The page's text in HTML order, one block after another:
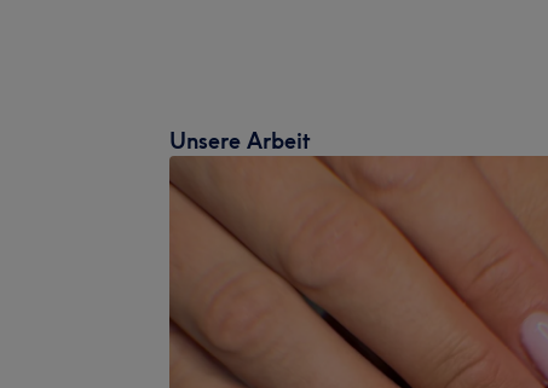
Unsere Arbeit